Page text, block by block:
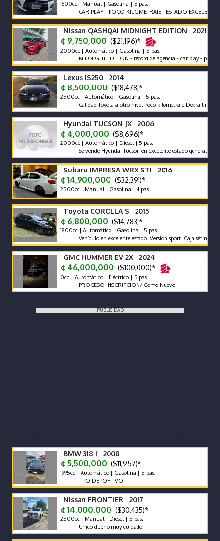
1600cc | Manual | Gasolina | 5 pas.
CAR PLAY - POCO KILOMETRAJE - ESTADO EXCELENTE -
Nissan QASHQAI MIDNIGHT EDITION 2021
¢ 9,750,000 ($21,196)*
2000cc | Automático | Gasolina | 5 pas.
MIDNIGHT EDITION - record de agencia - car play - poco km un
Lexus IS250 2014
¢ 8,500,000 ($18,478)*
2500cc | Automático | Gasolina | 5 pas.
Calidad Toyota a otro nivel Poco kilometraje Dekra limpio Full
Hyundai TUCSON JX 2006
¢ 4,000,000 ($8,696)*
2000cc | Automático | Diesel | 5 pas.
Se vende Hyundai Tucson en excelente estado general. Buena
Subaru IMPRESA WRX STI 2016
¢ 14,900,000 ($32,391)*
2500cc | Manual | Gasolina | 4 pas.
Toyota COROLLA S 2015
¢ 6,800,000 ($14,783)*
1800cc | Automático | Gasolina | 5 pas.
Vehículo en excelente estado. Versión sport. Caja sétima
GMC HUMMER EV 2X 2024
¢ 46,000,000 ($100,000)*
0cc | Automático | Eléctrico | 5 pas.
PROCESO INSCRIPCION/ Como Nuevo
PUBLICIDAD
BMW 318 I 2008
¢ 5,500,000 ($11,957)*
1995cc | Automático | Gasolina | 5 pas.
TIPO DEPORTIVO
Nissan FRONTIER 2017
¢ 14,000,000 ($30,435)*
2500cc | Manual | Diesel | 5 pas.
Unico dueño muy cuidado.